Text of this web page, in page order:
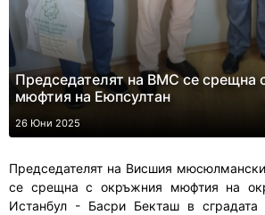
Председателят на ВМС се срещна
мюфтия на Еюпсултан
26 Юни 2025
Председателят на Висшия
се срещна с окръжния мюфтия на
Истанбул - Басри Бекташ в